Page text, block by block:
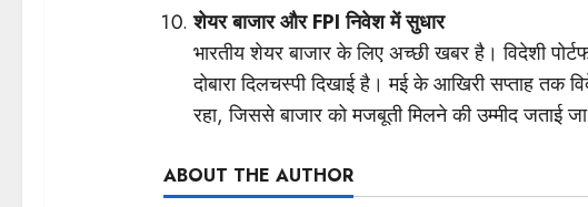
शेयर बाजार और FPI निवेश में सुधार
भारतीय शेयर बाजार के लिए अच्छी खबर है। विदेशी
दोबारा दिलचस्पी दिखाई है। मई के आखिरी सप्ताह तक
रहा, जिससे बाजार को मजबूती मिलने की उम्मीद जताई
ABOUT THE AUTHOR